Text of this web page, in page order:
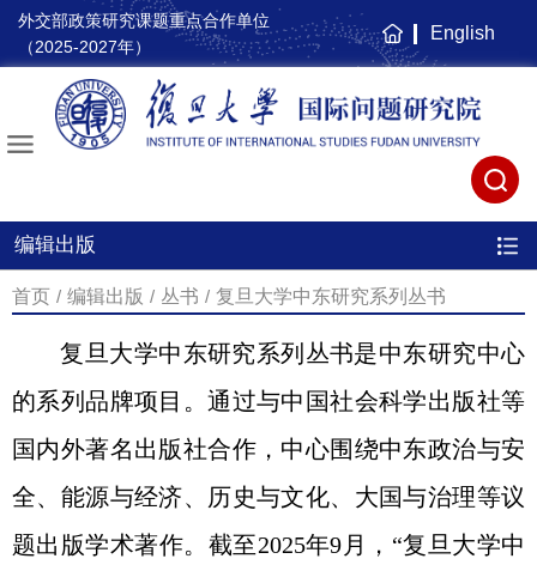
外交部政策研究课题重点合作单位
（2025-2027年）
主
页
English
编辑出版
首页 / 编辑出版 / 丛书 / 复旦大学中东研究系列丛书
复旦大学中东研究系列丛书是中东研究中心
的系列品牌项目。通过与中国社会科学出版社等
国内外著名出版社合作，中心围绕中东政治与安
全、能源与经济、历史与文化、大国与治理等议
题出版学术著作。截至2025年9 月，“复旦大学中